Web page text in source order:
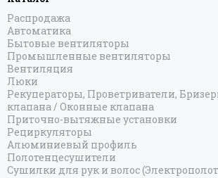
Распродажа
Автоматика
Бытовые вентиляторы
Промышленные вентиляторы
Вентиляция
Люки
Рекуператоры, Проветриватели,
клапана / Оконные клапана
Приточно-вытяжные установки
Рециркуляторы
Алюминиевый профиль
Полотенцесушители
Сушилки для рук и волос